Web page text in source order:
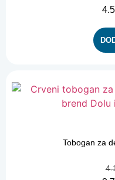
Tobogan za